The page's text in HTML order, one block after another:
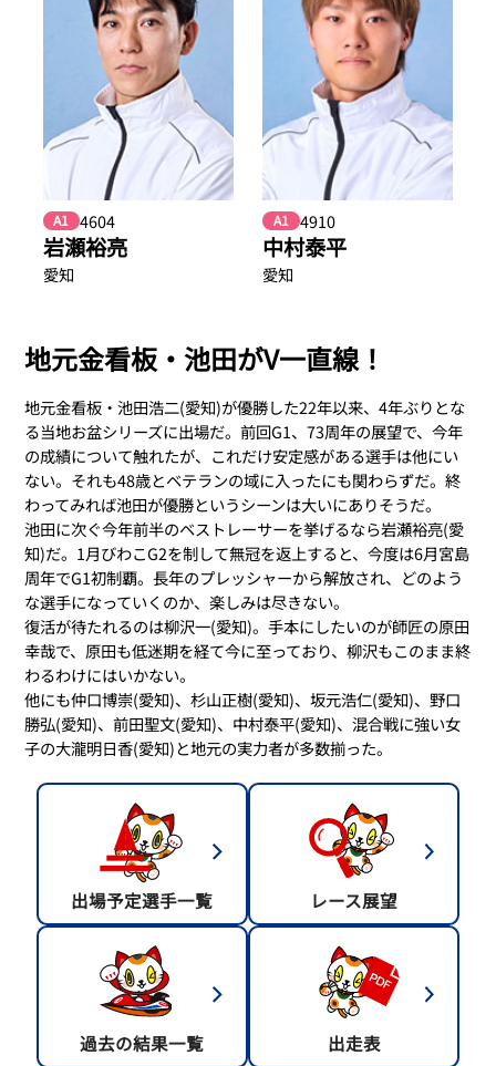
A1 4604
岩瀬裕亮
愛知
A1 4910
中村泰平
愛知
地元金看板・池田がV一直線！
地元金看板・池田浩二(愛知)が優勝した22年以来、4年ぶりとな
る当地お盆シリーズに出場だ。前回G1、73周年の展望で、今年
の成績について触れたが、これだけ安定感がある選手は他にい
ない。それも48歳とベテランの域に入ったにも関わらずだ。終
わってみれば池田が優勝というシーンは大いにありそうだ。
池田に次ぐ今年前半のベストレーサーを挙げるなら岩瀬裕亮(愛
知)だ。1月びわこG2を制して無冠を返上すると、今度は6月宮島
周年でG1初制覇。長年のプレッシャーから解放され、どのよう
な選手になっていくのか、楽しみは尽きない。
復活が待たれるのは柳沢一(愛知)。手本にしたいのが師匠の原田
幸哉で、原田も低迷期を経て今に至っており、柳沢もこのまま終
わるわけにはいかない。
他にも仲口博崇(愛知)、杉山正樹(愛知)、坂元浩仁(愛知)、野口
勝弘(愛知)、前田聖文(愛知)、中村泰平(愛知)、混合戦に強い女
子の大瀧明日香(愛知)と地元の実力者が多数揃った。
出場予定選手一覧 レース展望
過去の結果一覧 出走表